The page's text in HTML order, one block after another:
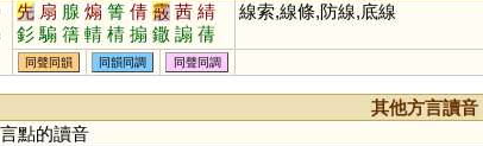
先 扇 腺 煽 箐 倩 霰 茜 綪
釤 騸 篟 輤 棈 搧 鏾 謆 蒨
線索,線條,防線,底線
同聲同韻 同韻同調 同聲同調
其他方言讀音
點的讀音